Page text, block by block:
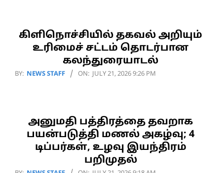
கிளிநொச்சியில் தகவல் அறியும்
உரிமைச் சட்டம் தொடர்பான
கலந்துரையாடல்
2026-
BY: NEWS STAFF ON: JULY 21, 2026 9:26 PM
அனுமதி பத்திரத்தை தவறாக
பயன்படுத்தி மணல் அகழ்வு; 4
டிப்பர்கள், உழவு இயந்திரம்
பறிமுதல்